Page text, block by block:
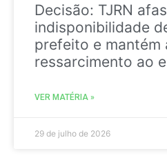
Decisão: TJRN
indisponibilidade
prefeito e mantém
ressarcimento ao
VER MATÉRIA »
29 de julho de 2026